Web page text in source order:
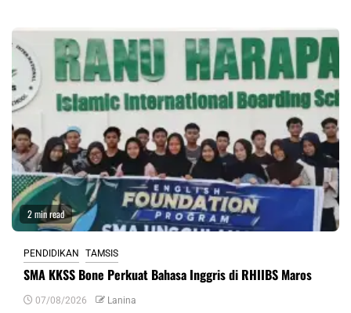
2 min read
PENDIDIKAN TAMSIS
SMA KKSS Bone Perkuat Bahasa Inggris di RHIIBS Maros
07/08/2026 Lanina